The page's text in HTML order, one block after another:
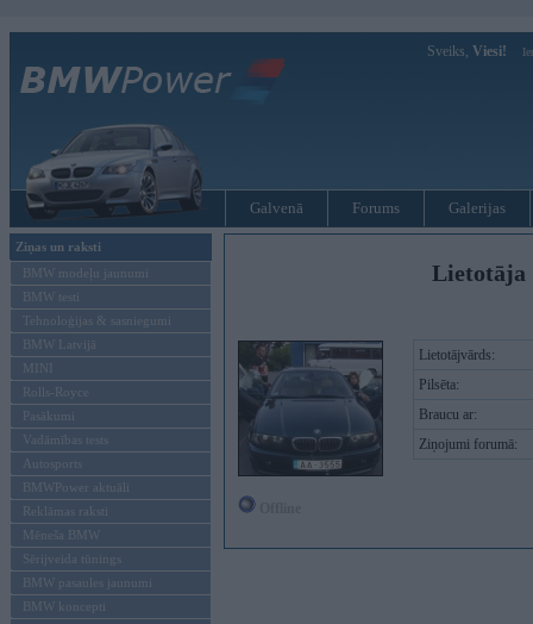
Sveiks, Viesi!
Galvenā Forums Galerijas
Ziņas un raksti
BMW modeļu jaunumi
BMW testi
Tehnoloģijas & sasniegumi
BMW Latvijā
MINI
Rolls-Royce
Pasākumi
Vadāmības tests
Autosports
BMWPower aktuāli
Reklāmas raksti
Mēneša BMW
Sērijveida tūnings
BMW pasaules jaunumi
BMW koncepti
Lietotāja
Lietotājvārds:
Pilsēta:
Braucu ar:
Ziņojumi forumā: